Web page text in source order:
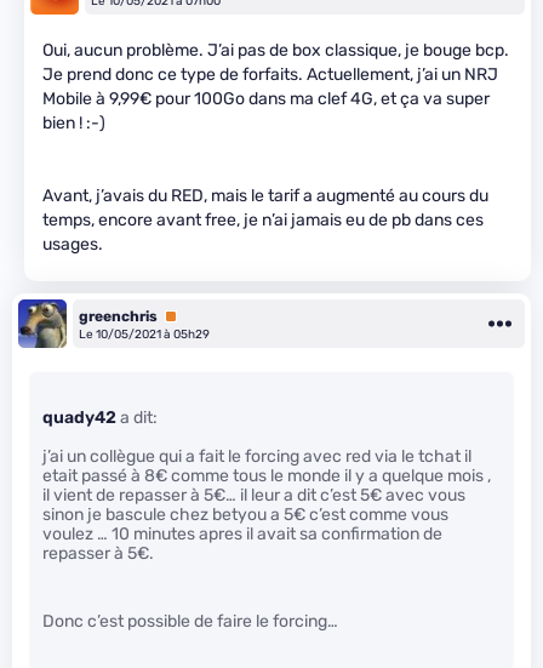
Oui, aucun problème. J’ai pas de box classique, je bouge bcp.
Je prend donc ce type de forfaits. Actuellement, j’ai un NRJ
Mobile à 9,99€ pour 100Go dans ma clef 4G, et ça va super
bien ! :-)
Avant, j’avais du RED, mais le tarif a augmenté au cours du
temps, encore avant free, je n’ai jamais eu de pb dans ces
usages.
greenchris Premium
Le 10/05/2021 à 05h29
quady42a dit:
j’ai un collègue qui a fait le forcing avec red via le tchat il
etait passé à 8€ comme tous le monde il y a quelque mois ,
il vient de repasser à 5€… il leur a dit c’est 5€ avec vous
sinon je bascule chez betyou a 5€ c’est comme vous
voulez … 10 minutes apres il avait sa confirmation de
repasser à 5€.
Donc c’est possible de faire le forcing…